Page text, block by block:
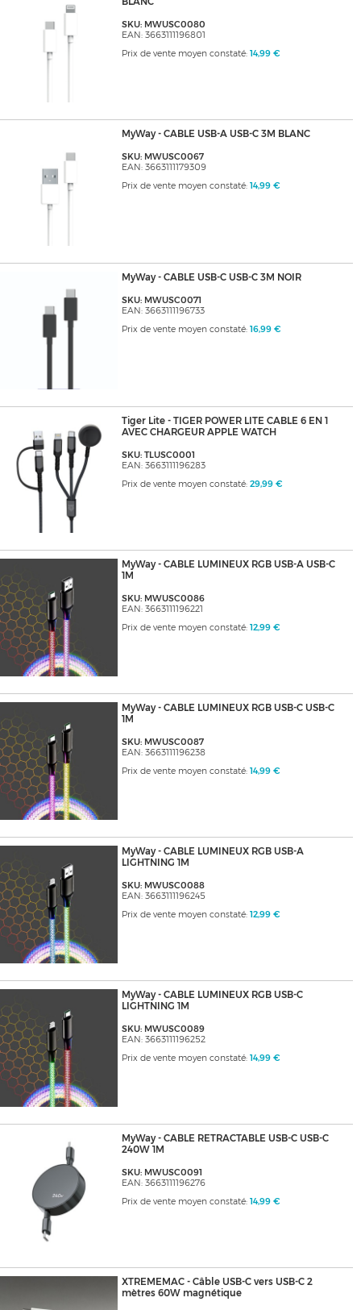
SKU: MWUSC0080
EAN: 3663111196801
Prix de vente moyen constaté: 14,99 €
MyWay - CABLE USB-A USB-C 3M BLANC
SKU: MWUSC0067
EAN: 3663111179309
Prix de vente moyen constaté: 14,99 €
MyWay - CABLE USB-C USB-C 3M NOIR
SKU: MWUSC0071
EAN: 3663111196733
Prix de vente moyen constaté: 16,99 €
Tiger Lite - TIGER POWER LITE CABLE 6 EN 1
AVEC CHARGEUR APPLE WATCH
SKU: TLUSC0001
EAN: 3663111196283
Prix de vente moyen constaté: 29,99 €
MyWay - CABLE LUMINEUX RGB USB-A USB-C
1M
SKU: MWUSC0086
EAN: 3663111196221
Prix de vente moyen constaté: 12,99 €
MyWay - CABLE LUMINEUX RGB USB-C USB-C
1M
SKU: MWUSC0087
EAN: 3663111196238
Prix de vente moyen constaté: 14,99 €
MyWay - CABLE LUMINEUX RGB USB-A
LIGHTNING 1M
SKU: MWUSC0088
EAN: 3663111196245
Prix de vente moyen constaté: 12,99 €
MyWay - CABLE LUMINEUX RGB USB-C
LIGHTNING 1M
SKU: MWUSC0089
EAN: 3663111196252
Prix de vente moyen constaté: 14,99 €
MyWay - CABLE RETRACTABLE USB-C USB-C
240W 1M
SKU: MWUSC0091
EAN: 3663111196276
Prix de vente moyen constaté: 14,99 €
XTREMEMAC - Câble USB-C vers USB-C 2
mètres 60W magnétique